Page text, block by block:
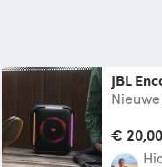
JBL
hur
€ 20,00